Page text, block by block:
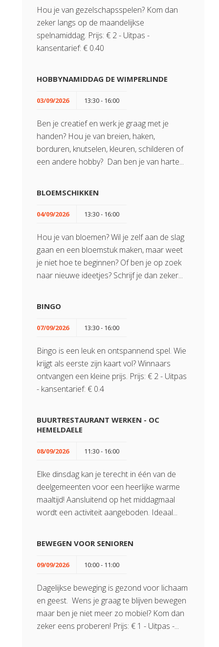
Hou je van gezelschapsspelen? Kom dan
zeker langs op de maandelijkse
spelnamiddag. Prijs: € 2 - Uitpas -
kansentarief: € 0.40
HOBBYNAMIDDAG DE WIMPERLINDE
03/09/2026 13:30 - 16:00
Ben je creatief en werk je graag met je
handen? Hou je van breien, haken,
borduren, knutselen, kleuren, schilderen of
een andere hobby? Dan ben je van harte...
BLOEMSCHIKKEN
04/09/2026 13:30 - 16:00
Hou je van bloemen? Wil je zelf aan de slag
gaan en een bloemstuk maken, maar weet
je niet hoe te beginnen? Of ben je op zoek
naar nieuwe ideetjes? Schrijf je dan zeker...
BINGO
07/09/2026 13:30 - 16:00
Bingo is een leuk en ontspannend spel. Wie
krijgt als eerste zijn kaart vol? Winnaars
ontvangen een kleine prijs. Prijs: € 2 - Uitpas
- kansentarief: € 0.4
BUURTRESTAURANT WERKEN - OC
HEMELDAELE
08/09/2026 11:30 - 16:00
Elke dinsdag kan je terecht in één van de
deelgemeenten voor een heerlijke warme
maaltijd! Aansluitend op het middagmaal
wordt een activiteit aangeboden. Ideaal...
BEWEGEN VOOR SENIOREN
09/09/2026 10:00 - 11:00
Dagelijkse beweging is gezond voor lichaam
en geest. Wens je graag te blijven bewegen
maar ben je niet meer zo mobiel? Kom dan
zeker eens proberen! Prijs: € 1 - Uitpas -...